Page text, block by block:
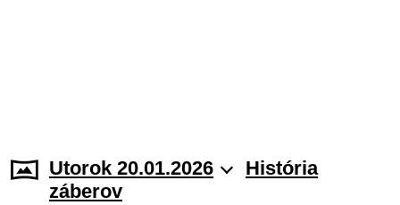
Utorok 20.01.2026
História
záberov